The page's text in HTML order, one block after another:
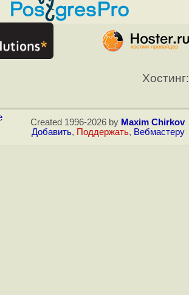
Хостинг:
Created 1996-2026 by Maxim Chirkov
Добавить, Поддержать, Вебмастеру